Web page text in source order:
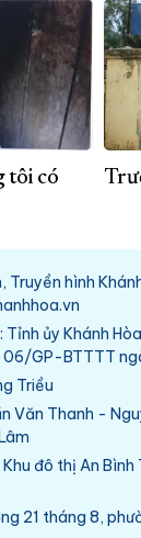
tôi có
Truyền hình
Tỉnh ủy Khánh
06/GP-BTTTT
Triều
Văn Thanh -
đô thị An
21 tháng 8,